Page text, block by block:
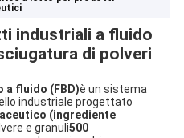
industriali a fluido
di polveri
a fluido (FBD)è un sistema
industriale progettato
(ingrediente
e granuli500